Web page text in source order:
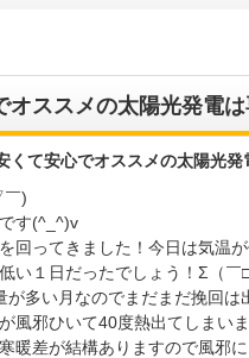
オススメの太陽光発電は
くて安心でオススメの太陽光発
)ゞ
す(^_^)v
回ってきました！今日は気温
い１日だったでしょう！Σ（￣□
が多い月なのでまだまだ挽回
風邪ひいて40度熱出てしまい
暖差が結構ありますので風邪